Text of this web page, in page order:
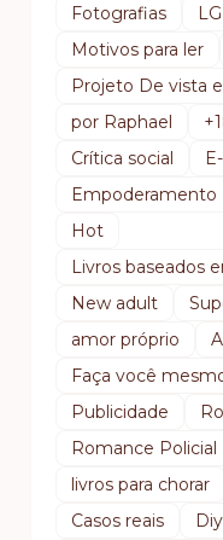
Fotografias
Motivos para ler
Projeto De vista
por Raphael
Crítica social
Empoderamento
Hot
Livros baseados
New adult
amor próprio
Faça você
Publicidade
Romance Policial
livros para chorar
Casos reais
Diy